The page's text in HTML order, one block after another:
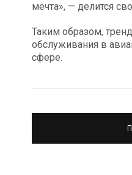
мечта», — делится
Таким образом,
обслуживания в
сфере.